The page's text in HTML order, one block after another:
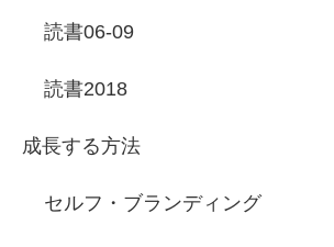
読書06-09
読書2018
成長する方法
セルフ・ブランディング